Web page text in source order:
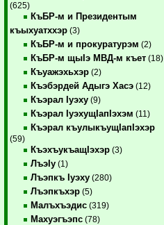
(625)
КъБР-м и Президентым
къыхуатххэр (3)
КъБР-м и прокуратурэм (2)
КъБР-м щыIэ МВД-м къет (18)
Къуажэхьхэр (2)
Къэбэрдей Адыгэ Хасэ (12)
Къэрал Iуэху (9)
Къэрал IуэхущIапIэхэм (11)
Къэрал къулыкъущIапIэхэр
(59)
КъэхъукъащIэхэр (3)
ЛъэIу (1)
Лъэпкъ Iуэху (280)
Лъэпкъхэр (5)
Малъхъэдис (319)
Махуэгъэпс (78)